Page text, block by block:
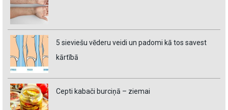
5 sieviešu vēderu veidi un padomi kā tos savest
kārtībā
Cepti kabači burciņā – ziemai